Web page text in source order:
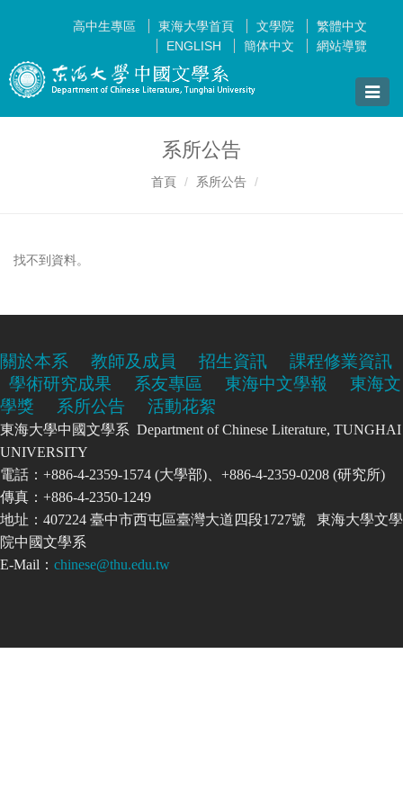
高中生專區 東海大學首頁 文學院
繁體中文
ENGLISH
簡体中文 網站導覽
Toggle
系所公告
首頁 系所公告
找不到資料。
關於本系 教師及成員 招生資訊
課程修業資訊
學術研究成果
系友專區 東海中文學報
東海文
學獎
系所公告 活動花絮
東海大學中國文學系 Department of Chinese Literature, TUNGHAI
UNIVERSITY
電話：+886-4-2359-1574 (大學部)、+886-4-2359-0208 (研究所)
傳真：+886-4-2350-1249
地址：407224 臺中市西屯區臺灣大道四段1727號 東海大學文學
院中國文學系
E-Mail： chinese@thu.edu.tw